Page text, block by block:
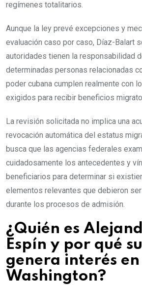
regímenes totalitarios.
Aunque la ley prevé excepciones y
evaluación caso por caso, Díaz-Balart
autoridades tienen la responsabilidad
determinadas personas relacionadas
poder cubana cumplen realmente con
exigidos para recibir beneficios
La revisión solicitada no implica una
revocación automática del estatus
busca que las agencias federales
cuidadosamente los antecedentes y
beneficiarios para determinar si
elementos relevantes que debieron
durante los procesos de admisión.
¿Quién es
Espín y por qué
genera interés en
Washington?